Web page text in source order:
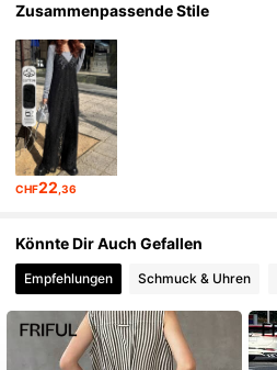
4,82
4,82 619K Follower
Zusammenpassende Stile
CHF22,36
Könnte Dir Auch Gefallen
Empfehlungen Schmuck & Uhren